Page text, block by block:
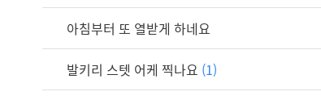
아침부터 또 열받게 하네요
발키리 스텟 어케 찍나요 (1)